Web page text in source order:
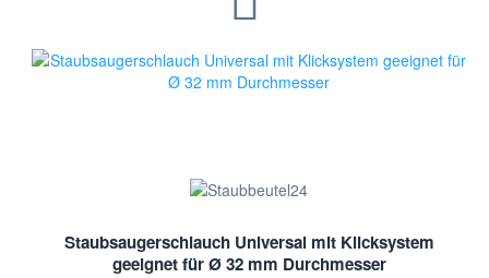
Staubsaugerschlauch Universal mit Klicksystem
geeignet für Ø 32 mm Durchmesser